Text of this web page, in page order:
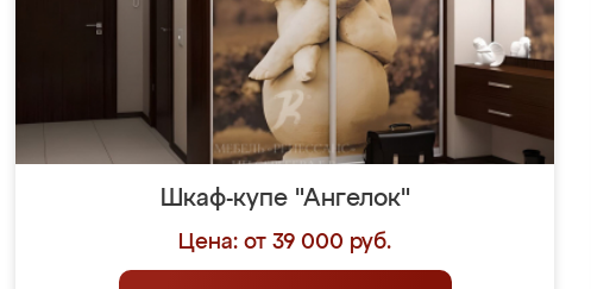
Шкаф-купе "Ангелок"
Цена: от 39 000 руб.